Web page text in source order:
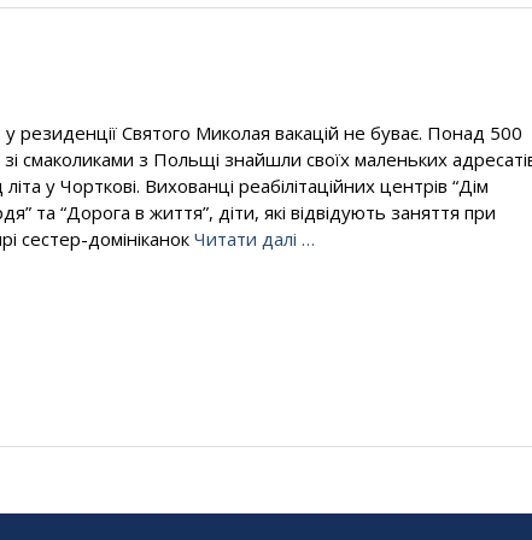
резиденції Святого Миколая вакацій не буває. Понад 500
зі смаколиками з Польщі знайшли своїх маленьких
у Чорткові. Вихованці реабілітаційних центрів “Дім
та “Дорога в життя”, діти, які відвідують заняття при
сестер-домініканок Читати далі …